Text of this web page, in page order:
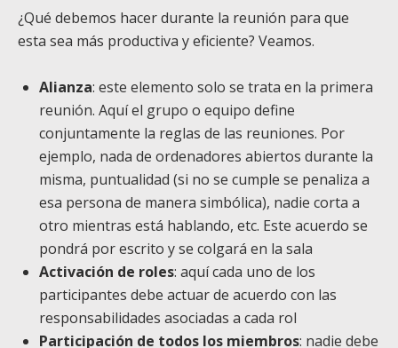
¿Qué debemos hacer durante la reunión para que
esta sea más productiva y eficiente? Veamos.
Alianza: este elemento solo se trata en la primera
reunión. Aquí el grupo o equipo define
conjuntamente la reglas de las reuniones. Por
ejemplo, nada de ordenadores abiertos durante la
misma, puntualidad (si no se cumple se penaliza a
esa persona de manera simbólica), nadie corta a
otro mientras está hablando, etc. Este acuerdo se
pondrá por escrito y se colgará en la sala
Activación de roles: aquí cada uno de los
participantes debe actuar de acuerdo con las
responsabilidades asociadas a cada rol
Participación de todos los miembros: nadie debe